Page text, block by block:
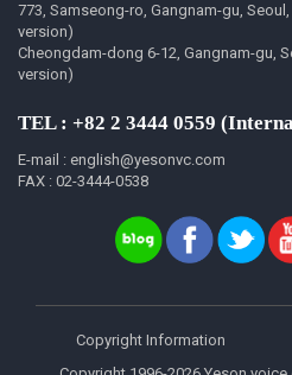
773, Samseong-ro, Gangnam-gu,
version)
Cheongdam-dong 6-12, Gangnam-gu,
version)
TEL : +82 2 3444 0559
E-mail : english@yesonvc.com
FAX : 02-3444-0538
Copyright Information